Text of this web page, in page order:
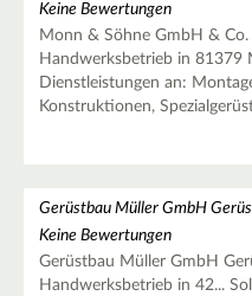
Keine Bewertungen
Monn & Söhne GmbH &
Handwerksbetrieb in 81379
Dienstleistungen an:
Konstruktionen,
Gerüstbau Müller GmbH
Keine Bewertungen
Gerüstbau Müller GmbH
Handwerksbetrieb in 42...